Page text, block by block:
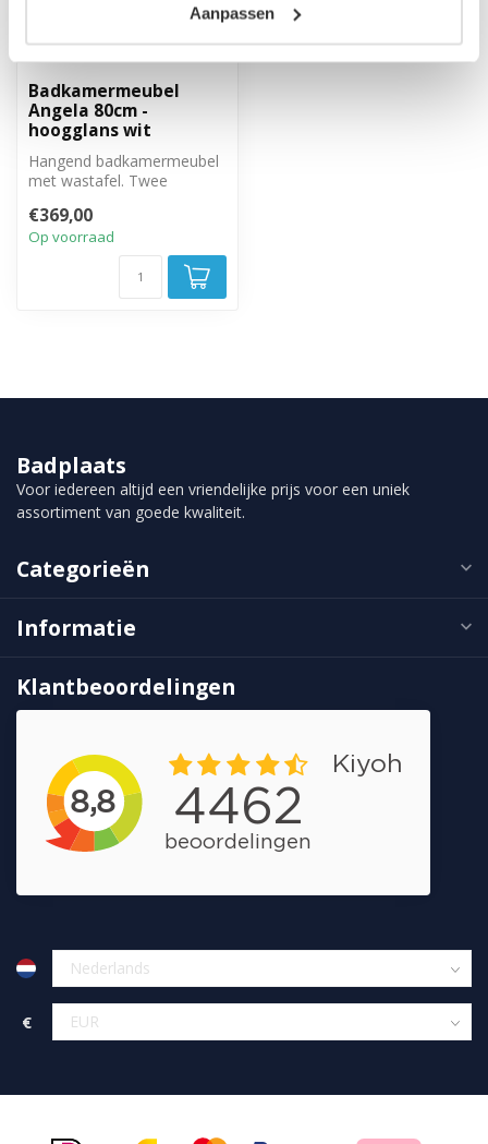
Aanpassen
Badkamermeubel
Angela 80cm -
hoogglans wit
Hangend badkamermeubel
met wastafel. Twee
close sluitin...
€369,00
Op voorraad
Badplaats
Voor iedereen altijd een vriendelijke prijs voor een uniek
assortiment van goede kwaliteit.
Categorieën
Informatie
Klantbeoordelingen
€